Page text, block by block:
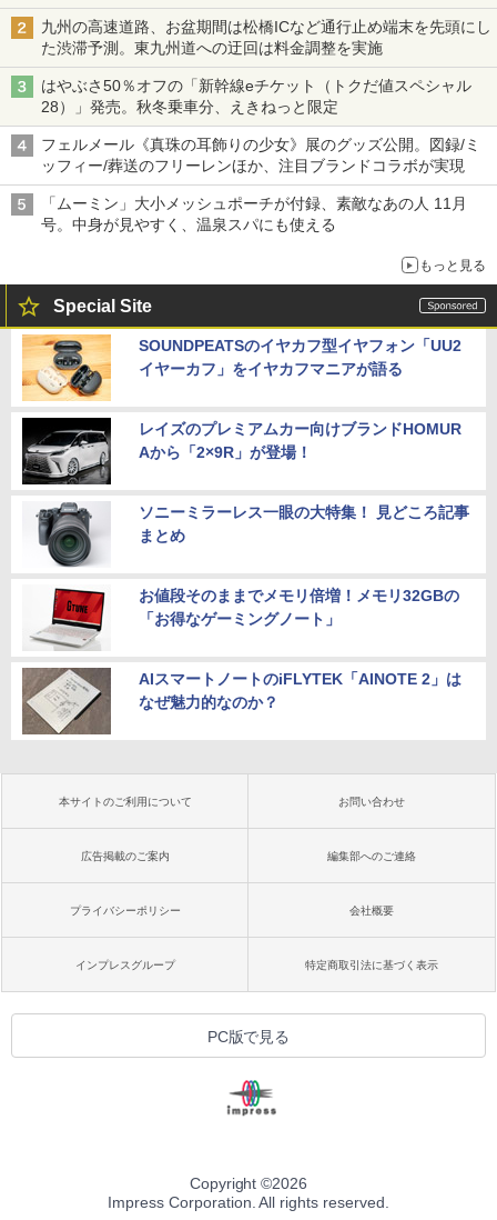
九州の高速道路、お盆期間は松橋ICなど通行止め端末を先頭にし
た渋滞予測。東九州道への迂回は料金調整を実施
はやぶさ50％オフの「新幹線eチケット（トクだ値スペシャル
28）」発売。秋冬乗車分、えきねっと限定
フェルメール《真珠の耳飾りの少女》展のグッズ公開。図録/ミ
ッフィー/葬送のフリーレンほか、注目ブランドコラボが実現
「ムーミン」大小メッシュポーチが付録、素敵なあの人 11月
号。中身が見やすく、温泉スパにも使える
もっと見る
Special Site
SOUNDPEATSのイヤカフ型イヤフォン「UU2
イヤーカフ」をイヤカフマニアが語る
レイズのプレミアムカー向けブランドHOMUR
Aから「2×9R」が登場！
ソニーミラーレス一眼の大特集！ 見どころ記事
まとめ
お値段そのままでメモリ倍増！メモリ32GBの
「お得なゲーミングノート」
AIスマートノートのiFLYTEK「AINOTE 2」は
なぜ魅力的なのか？
本サイトのご利用について お問い合わせ
広告掲載のご案内 編集部へのご連絡
プライバシーポリシー 会社概要
インプレスグループ 特定商取引法に基づく表示
PC版で見る
Copyright ©2026
Impress Corporation. All rights reserved.